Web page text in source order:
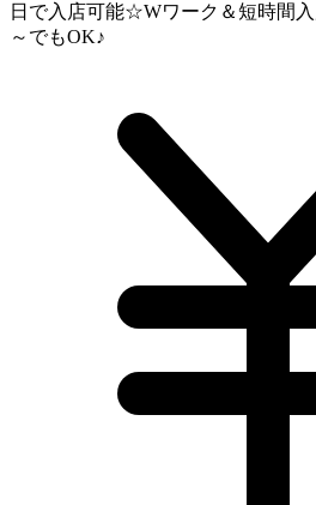
日で入店可能☆Wワーク＆短時間
～でもOK♪